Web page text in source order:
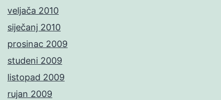
veljača 2010
siječanj 2010
prosinac 2009
studeni 2009
listopad 2009
rujan 2009